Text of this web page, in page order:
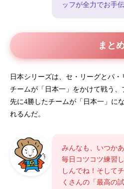
ッフが全力でお手
まと
日本シリーズは、セ・リーグとパ
チームが「日本一」をかけて戦う、
先に4勝したチームが「日本一」に
れるんだ。
みんなも、いつか
毎日コツコツ練習
しんでね！そして
くさんの「最高の